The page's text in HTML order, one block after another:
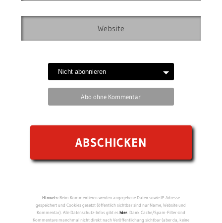
Abo ohne Kommentar
Hinweis:Beim Kommentieren werden angegebene Daten sowie IP-Adresse
gespeichert und Cookies gesetzt (öffentlich sichtbar sind nur Name, Website und
Kommentar). Alle Datenschutz-Infos gibt eshier. Dank Cache/Spam-Filter sind
Kommentare manchmal nicht direkt nach Veröffentlichung sichtbar (aber da, keine